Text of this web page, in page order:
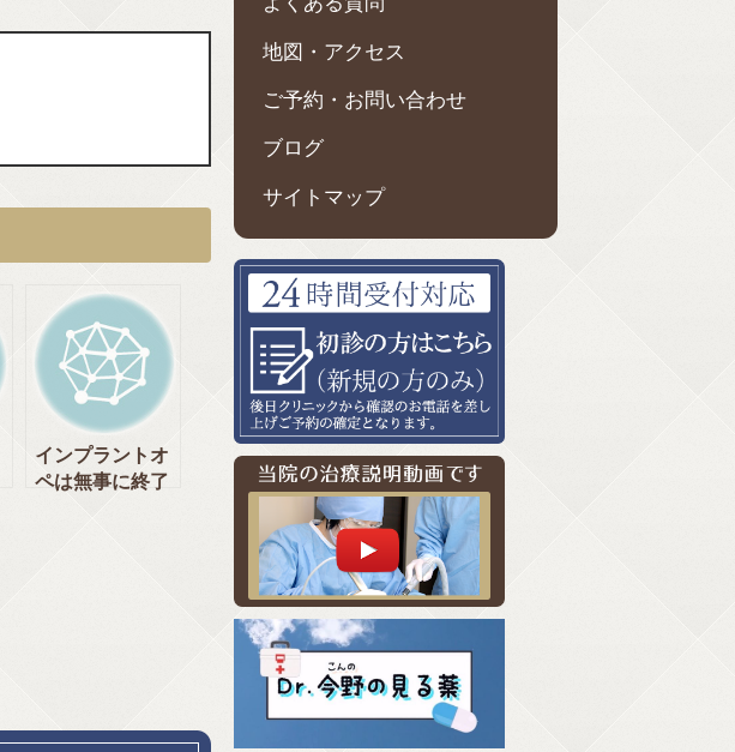
インプラントオ
ペは無事に終了
地図・アクセス
ご予約・お問い合わせ
ブログ
サイトマップ